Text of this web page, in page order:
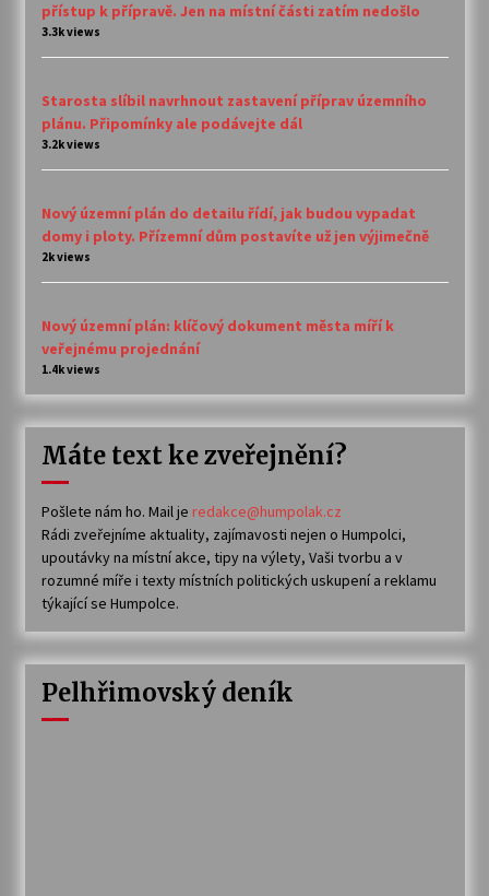
přístup k přípravě. Jen na místní části zatím nedošlo
3.3k views
Starosta slíbil navrhnout zastavení příprav územního
plánu. Připomínky ale podávejte dál
3.2k views
Nový územní plán do detailu řídí, jak budou vypadat
domy i ploty. Přízemní dům postavíte už jen výjimečně
2k views
Nový územní plán: klíčový dokument města míří k
veřejnému projednání
1.4k views
Máte text ke zveřejnění?
Pošlete nám ho. Mail je redakce@humpolak.cz
Rádi zveřejníme aktuality, zajímavosti nejen o Humpolci,
upoutávky na místní akce, tipy na výlety, Vaši tvorbu a v
rozumné míře i texty místních politických uskupení a reklamu
týkající se Humpolce.
Pelhřimovský deník